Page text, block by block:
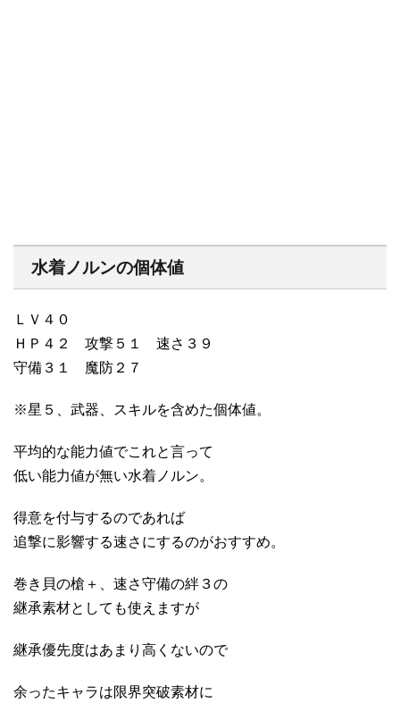
水着ノルンの個体値
ＬＶ４０
ＨＰ４２ 攻撃５１ 速さ３９
守備３１ 魔防２７
※星５、武器、スキルを含めた個体値。
平均的な能力値でこれと言って
低い能力値が無い水着ノルン。
得意を付与するのであれば
追撃に影響する速さにするのがおすすめ。
巻き貝の槍＋、速さ守備の絆３の
継承素材としても使えますが
継承優先度はあまり高くないので
余ったキャラは限界突破素材に